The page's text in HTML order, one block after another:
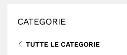
CATEGORIE
TUTTE LE CATEGORIE